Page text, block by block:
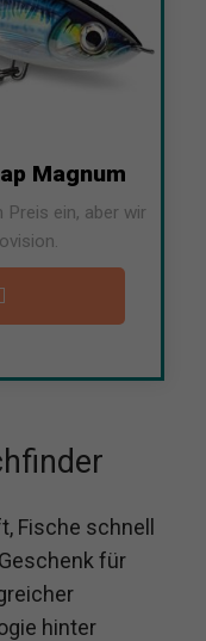
Magnum
ein, aber wir
Fische schnell
für
hinter